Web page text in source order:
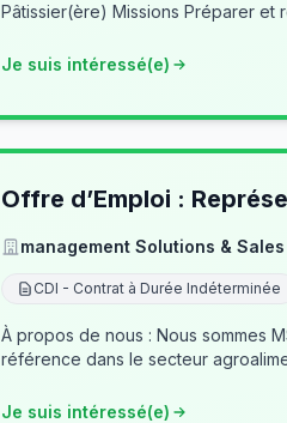
Pâtissier(ère) Missions Préparer et
Je suis intéressé(e)
Offre d’Emploi :
management Solutions &
CDI - Contrat à Durée Indéterminée
À propos de nous : Nous sommes
référence dans le secteur
Je suis intéressé(e)